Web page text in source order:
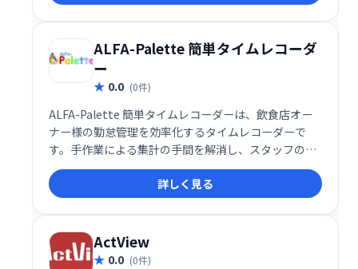
ALFA-Palette 簡単タイムレコーダ
ー
0.0 (0件)
ALFA-Palette 簡単タイムレコーダーは、飲食店オー
ナー様の勤怠管理を効率化するタイムレコーダーで
す。手作業による集計の手間を解消し、スタッフの出
退勤管理と集計を簡単・確実に実行できます。忙しい
オーナー様を煩雑な業務から解放し、スムーズな店舗
運営をサポートします。
詳しく見る
ActView
0.0 (0件)